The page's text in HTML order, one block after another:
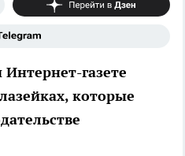
газете
которые